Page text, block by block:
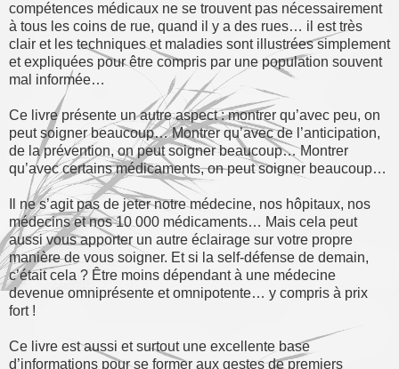
compétences médicaux ne se trouvent pas nécessairement
à tous les coins de rue, quand il y a des rues… il est très
clair et les techniques et maladies sont illustrées simplement
et expliquées pour être compris par une population souvent
mal informée…
Ce livre présente un autre aspect : montrer qu’avec peu, on
peut soigner beaucoup… Montrer qu’avec de l’anticipation,
de la prévention, on peut soigner beaucoup… Montrer
qu’avec certains médicaments, on peut soigner beaucoup…
Il ne s’agit pas de jeter notre médecine, nos hôpitaux, nos
médecins et nos 10 000 médicaments… Mais cela peut
aussi vous apporter un autre éclairage sur votre propre
manière de vous soigner. Et si la self-défense de demain,
c’était cela ? Être moins dépendant à une médecine
devenue omniprésente et omnipotente… y compris à prix
fort !
Ce livre est aussi et surtout une excellente base
d’informations pour se former aux gestes de premiers